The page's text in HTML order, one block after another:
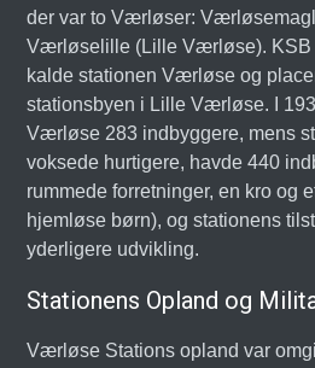
der var to Værløser:
Værløselille (Lille Værløse). KSB
kalde stationen Værløse og
stationsbyen i Lille Værløse. I
Værløse 283 indbyggere, mens
voksede hurtigere, havde 440
rummede forretninger, en kro og
hjemløse børn), og stationens
yderligere udvikling.
Stationens Opland og
Værløse Stations opland var